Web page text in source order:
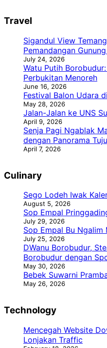
Travel
Sigandul View
Pemandangan
July 24, 2026
Watu Putih
Perbukitan Menoreh
June 16, 2026
Festival Balon Udara
May 28, 2026
Jalan-Jalan ke UNS
April 9, 2026
Senja Pagi Ngablak
dengan Panorama
April 7, 2026
Culinary
Sego Lodeh Iwak
August 5, 2026
Sop Empal
July 29, 2026
Sop Empal Bu Ngalim
July 25, 2026
DWanu Borobudur,
Borobudur dengan
May 30, 2026
Bebek Suwarni
May 26, 2026
Technology
Mencegah Website
Lonjakan Traffic